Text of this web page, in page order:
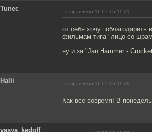
Tunec отправлено 16.07.15 11:21
от себя хочу
фильмам типа "лицо со
ну и за "Jan Hammer -
Halli отправлено 16.07.15 11:28
Как все вовремя! В
vasya_kedoff